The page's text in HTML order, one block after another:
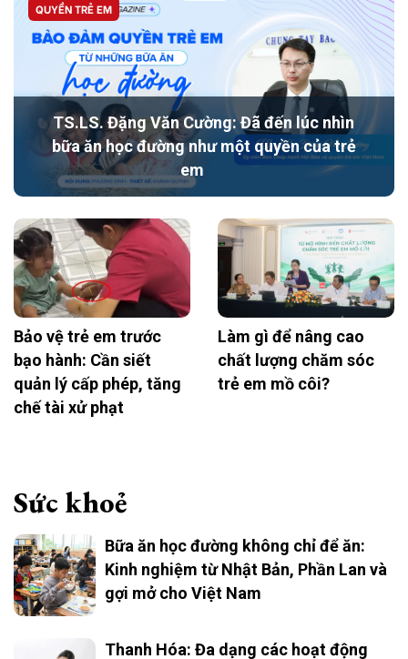
QUYỀN TRẺ EM
TS.LS. Đặng Văn Cường: Đã đến lúc nhìn
bữa ăn học đường như một quyền của trẻ
em
Bảo vệ trẻ em trước
bạo hành: Cần siết
quản lý cấp phép, tăng
chế tài xử phạt
Làm gì để nâng cao
chất lượng chăm sóc
trẻ em mồ côi?
Sức khoẻ
Bữa ăn học đường không chỉ để ăn:
Kinh nghiệm từ Nhật Bản, Phần Lan và
gợi mở cho Việt Nam
Thanh Hóa: Đa dạng các hoạt động